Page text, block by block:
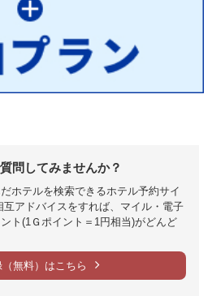
問してみませんか？
ホテルを検索できるホテル予約サイ
互アドバイスをすれば、マイル・電子
ト(1Ｇポイント＝1円相当)がどんど
無料）はこちら